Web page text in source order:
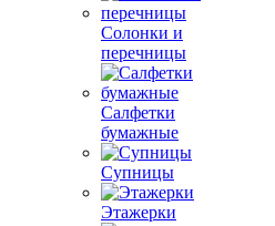
Солонки и
перечницы
Салфетки
бумажные
Супницы
Этажерки